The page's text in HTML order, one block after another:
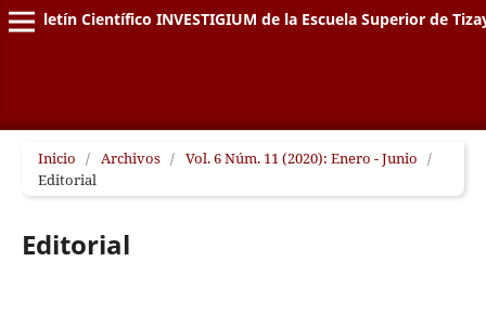
Boletín Científico INVESTIGIUM de la Escuela Superior de
Inicio / Archivos / Vol. 6 Núm. 11 (2020): Enero - Junio /
Editorial
Editorial